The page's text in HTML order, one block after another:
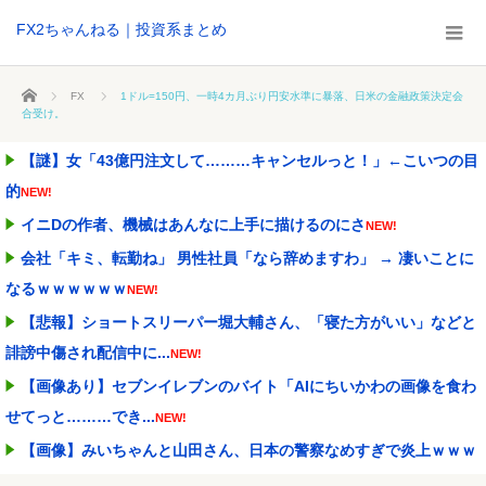
FX2ちゃんねる｜投資系まとめ
ホーム FX
1ドル=150円、一時4カ月ぶり円安水準に暴落、日米の金融政策決定会
合受け。
【謎】女「43億円注文して………キャンセルっと！」←こいつの目
的NEW!
イニDの作者、機械はあんなに上手に描けるのにさNEW!
会社「キミ、転勤ね」 男性社員「なら辞めますわ」 → 凄いことに
なるｗｗｗｗｗｗNEW!
【悲報】ショートスリーパー堀大輔さん、「寝た方がいい」などと
誹謗中傷され配信中に...NEW!
【画像あり】セブンイレブンのバイト「AIにちいかわの画像を食わ
せてっと………でき...NEW!
【画像】みいちゃんと山田さん、日本の警察なめすぎで炎上ｗｗｗ